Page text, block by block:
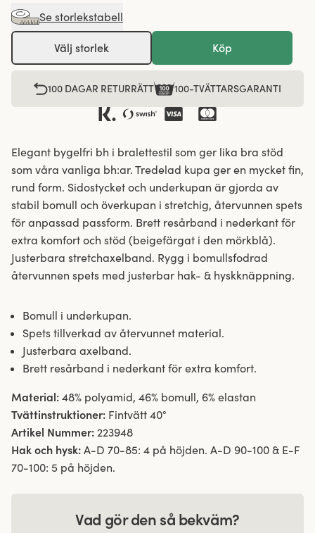
Se storlekstabell
Välj storlek Köp
100 DAGAR RETURRÄTT 100-TVÄTTARSGARANTI
Elegant bygelfri bh i bralettestil som ger lika bra stöd
som våra vanliga bh:ar. Tredelad kupa ger en mycket fin,
rund form. Sidostycket och underkupan är gjorda av
stabil bomull och överkupan i stretchig, återvunnen spets
för anpassad passform. Brett resårband i nederkant för
extra komfort och stöd (beigefärgat i den mörkblå).
Justerbara stretchaxelband. Rygg i bomullsfodrad
återvunnen spets med justerbar hak- & hyskknäppning.
Bomull i underkupan.
Spets tillverkad av återvunnet material.
Justerbara axelband.
Brett resårband i nederkant för extra komfort.
Material: 48% polyamid, 46% bomull, 6% elastan
Tvättinstruktioner: Fintvätt 40°
Artikel Nummer: 223948
Hak och hysk: A-D 70-85: 4 på höjden. A-D 90-100 & E-F
70-100: 5 på höjden.
Vad gör den så bekväm?